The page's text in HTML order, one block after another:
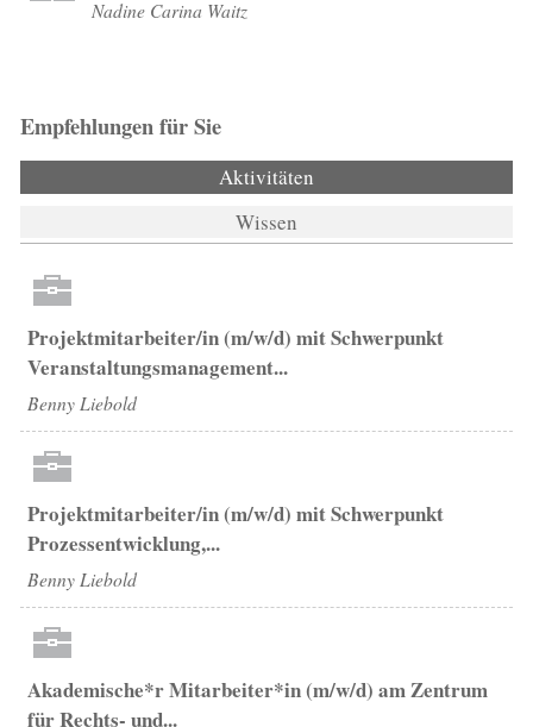
Nadine Carina Waitz
Empfehlungen für Sie
Aktivitäten
Wissen
Projektmitarbeiter/in (m/w/d) mit Schwerpunkt
Veranstaltungsmanagement...
Benny Liebold
Projektmitarbeiter/in (m/w/d) mit Schwerpunkt
Prozessentwicklung,...
Benny Liebold
Akademische*r Mitarbeiter*in (m/w/d) am Zentrum
für Rechts- und...